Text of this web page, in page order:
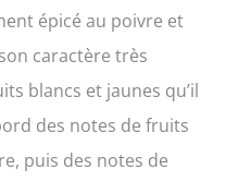
épicé au poivre et
caractère très
blancs et jaunes qu’il
des notes de fruits
puis des notes de